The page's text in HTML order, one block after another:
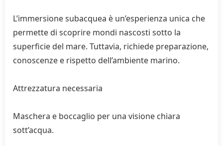
L’immersione subacquea è un’esperienza unica che
permette di scoprire mondi nascosti sotto la
superficie del mare. Tuttavia, richiede preparazione,
conoscenze e rispetto dell’ambiente marino.
Attrezzatura necessaria
Maschera e boccaglio per una visione chiara
sott’acqua.